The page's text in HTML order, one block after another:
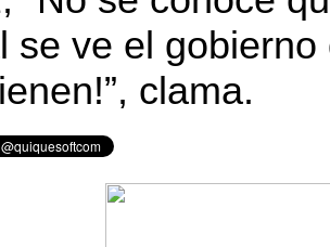
se ve el
clama.